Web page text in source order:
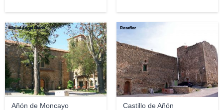
Añón de Moncayo
Miguel Ángel García
Castillo de Añón
Rosaflor